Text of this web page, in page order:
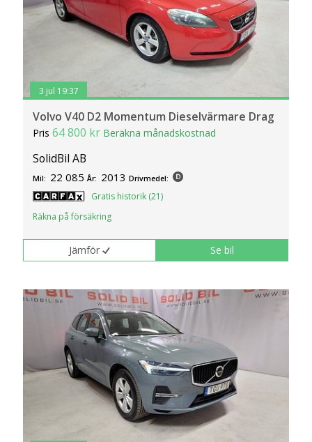
3 jul 19:37
Volvo V40 D2 Momentum Dieselvärmare Drag
Pris64 800 kr Beräkna månadskostnad
SolidBil AB
Mil: 22 085 År: 2013 Drivmedel:
Gratis historik (21)
Räkna på försäkring
Jämför Se bil